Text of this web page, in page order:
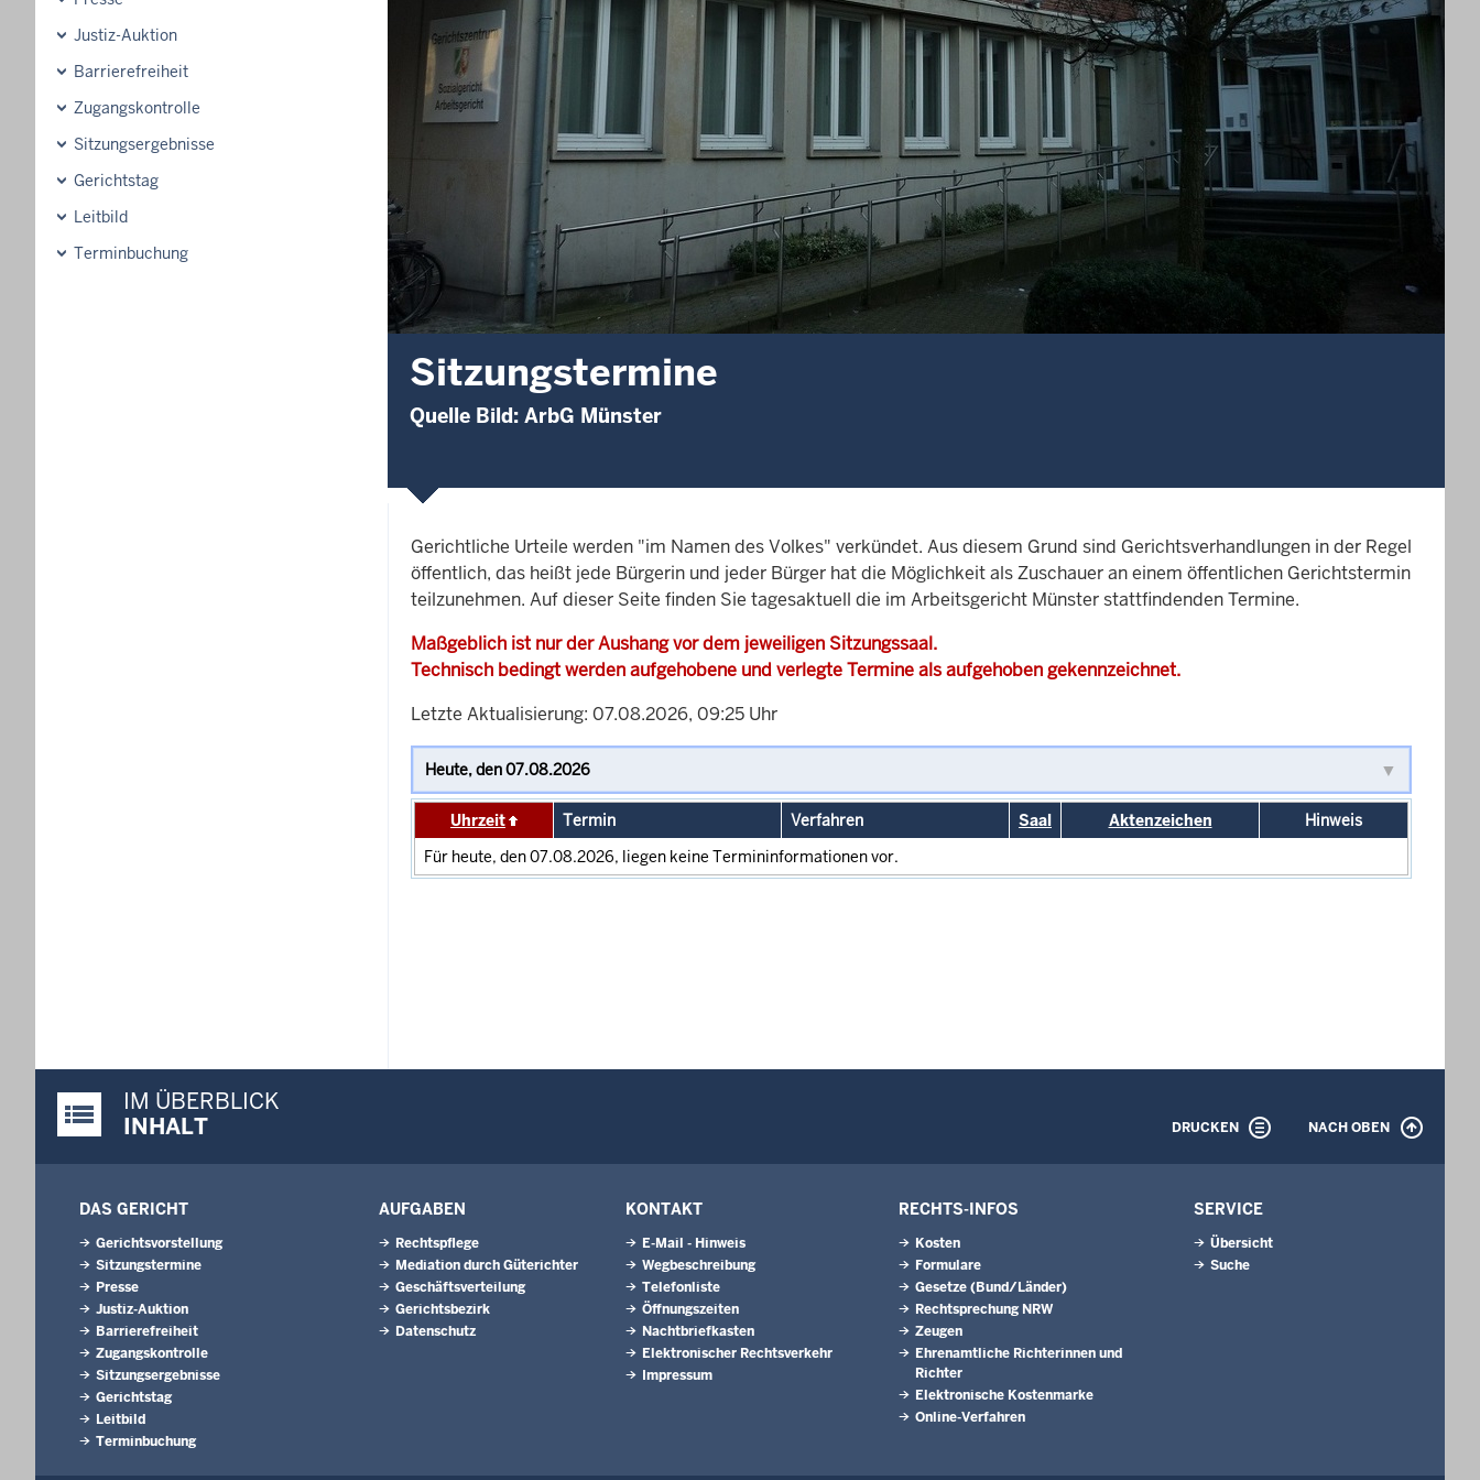
Justiz-Auktion
Barrierefreiheit
Zugangskontrolle
Sitzungsergebnisse
Gerichtstag
Leitbild
Terminbuchung
Sitzungstermine
Quelle Bild: ArbG Münster
Gerichtliche Urteile werden "im Namen des Volkes" verkündet. Aus diesem Grund sind Gerichtsverhandlungen in der Regel
öffentlich, das heißt jede Bürgerin und jeder Bürger hat die Möglichkeit als Zuschauer an einem öffentlichen Gerichtstermin
teilzunehmen. Auf dieser Seite finden Sie tagesaktuell die im Arbeitsgericht Münster stattfindenden Termine.
Maßgeblich ist nur der Aushang vor dem jeweiligen Sitzungssaal.
Technisch bedingt werden aufgehobene und verlegte Termine als aufgehoben gekennzeichnet.
Letzte Aktualisierung: 07.08.2026, 09:25 Uhr
Uhrzeit Termin Verfahren Saal Aktenzeichen
Hinweis
Für heute, den 07.08.2026, liegen keine Termininformationen vor.
Justiz-Portal im Überblick:
IM ÜBERBLICK
INHALT
DRUCKEN NACH OBEN
DAS GERICHT
Gerichtsvorstellung
Sitzungstermine
Presse
Justiz-Auktion
Barrierefreiheit
Zugangskontrolle
Sitzungsergebnisse
Gerichtstag
Leitbild
Terminbuchung
AUFGABEN
Rechtspflege
Mediation durch Güterichter
Geschäftsverteilung
Gerichtsbezirk
Datenschutz
KONTAKT
E-Mail - Hinweis
Wegbeschreibung
Telefonliste
Öffnungszeiten
Nachtbriefkasten
Elektronischer Rechtsverkehr
Impressum
RECHTS-INFOS
Kosten
Formulare
Gesetze (Bund/Länder)
Rechtsprechung NRW
Zeugen
Ehrenamtliche Richterinnen und
Richter
Elektronische Kostenmarke
Online-Verfahren
SERVICE
Übersicht
Suche